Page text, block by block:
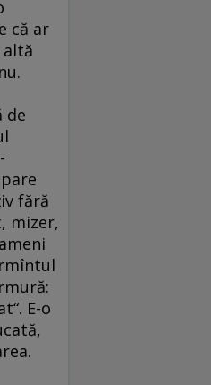
că ar
de
fără
mizer,
E-o